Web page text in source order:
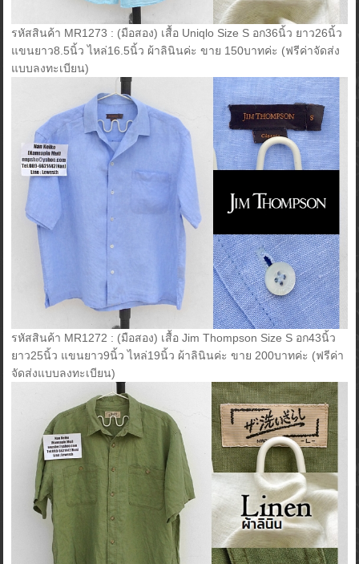
รหัสสินค้า MR1273 : (มือสอง) เสื้อ Uniqlo Size S อก36นิ้ว ยาว26นิ้ว
แขนยาว8.5นิ้ว ไหล่16.5นิ้ว ผ้าลินินค่ะ ขาย 150บาทค่ะ (ฟรีค่าจัดส่ง
แบบลงทะเบียน)
รหัสสินค้า MR1272 : (มือสอง) เสื้อ Jim Thompson Size S อก43นิ้ว
ยาว25นิ้ว แขนยาว9นิ้ว ไหล่19นิ้ว ผ้าลินินค่ะ ขาย 200บาทค่ะ (ฟรีค่า
จัดส่งแบบลงทะเบียน)